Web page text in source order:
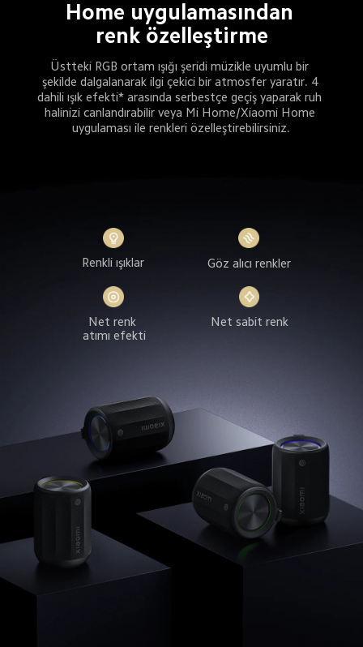
Home uygulamasından
renk özelleştirme
Üstteki RGB ortam ışığı şeridi müzikle uyumlu bir
şekilde dalgalanarak ilgi çekici bir atmosfer yaratır. 4
dahili ışık efekti* arasında serbestçe geçiş yaparak ruh
halinizi canlandırabilir veya Mi Home/Xiaomi Home
uygulaması ile renkleri özelleştirebilirsiniz.
Renkli ışıklar Göz alıcı renkler
Net renk
atımı efekti
Net sabit renk